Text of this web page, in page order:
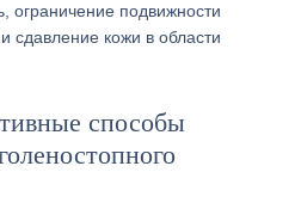
ограничение подвижности
сдавление кожи в области
способы